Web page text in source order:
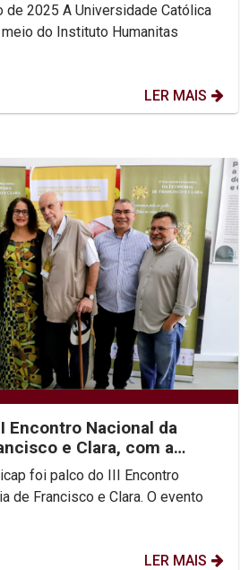
Católica
do Instituto Humanitas
LER MAIS
Encontro Nacional da
e Clara, com a
foi palco do III Encontro
de Francisco e Clara. O evento
LER MAIS